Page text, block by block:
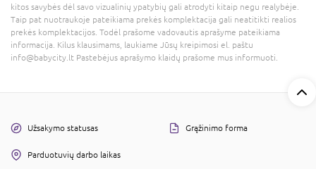
kitos savybės dėl savo vizualinių ypatybių gali atrodyti kitaip negu realybėje.
Taip pat nuotraukoje pateikiama prekės komplektacija gali neatitikti realios
prekės komplektacijos. Todėl prašome vadovautis aprašyme pateikiama
informacija. Kilus klausimams, laukiame Jūsų kreipimosi el. paštu
info@babycity.lt Pastebėjus aprašymo klaidų prašome mus informuoti.
Užsakymo statusas Grąžinimo forma
Parduotuvių darbo laikas